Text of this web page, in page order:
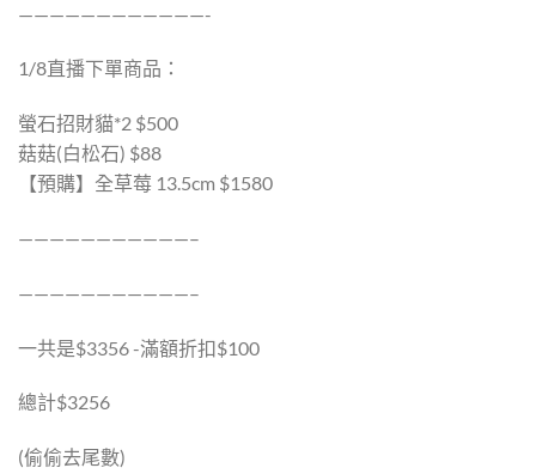
————————————-
1/8直播下單商品：
螢石招財貓*2 $500
菇菇(白松石) $88
【預購】全草莓 13.5cm $1580
———————————–
———————————–
一共是$3356 -滿額折扣$100
總計$3256
(偷偷去尾數)